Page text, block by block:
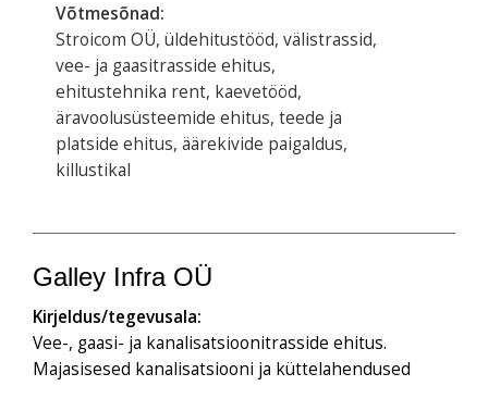
Võtmesõnad:
Stroicom OÜ, üldehitustööd, välistrassid,
vee- ja gaasitrasside ehitus,
ehitustehnika rent, kaevetööd,
äravoolusüsteemide ehitus, teede ja
platside ehitus, äärekivide paigaldus,
killustikal
Galley Infra OÜ
Kirjeldus/tegevusala:
Vee-, gaasi- ja kanalisatsioonitrasside ehitus.
Majasisesed kanalisatsiooni ja küttelahendused